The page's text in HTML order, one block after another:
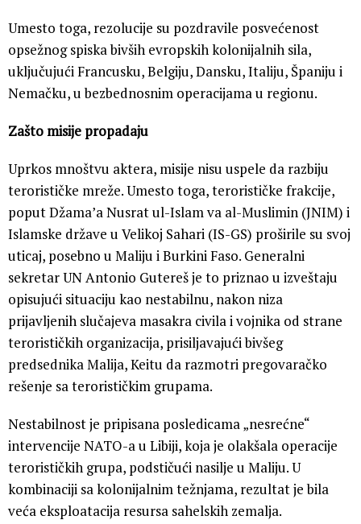
Umesto toga, rezolucije su pozdravile posvećenost
opsežnog spiska bivših evropskih kolonijalnih sila,
uključujući Francusku, Belgiju, Dansku, Italiju, Španiju i
Nemačku, u bezbednosnim operacijama u regionu.
Zašto misije propadaju
Uprkos mnoštvu aktera, misije nisu uspele da razbiju
terorističke mreže. Umesto toga, terorističke frakcije,
poput Džama’a Nusrat ul-Islam va al-Muslimin (JNIM) i
Islamske države u Velikoj Sahari (IS-GS) proširile su svoj
uticaj, posebno u Maliju i Burkini Faso. Generalni
sekretar UN Antonio Gutereš je to priznao u izveštaju
opisujući situaciju kao nestabilnu, nakon niza
prijavljenih slučajeva masakra civila i vojnika od strane
terorističkih organizacija, prisiljavajući bivšeg
predsednika Malija, Keitu da razmotri pregovaračko
rešenje sa terorističkim grupama.
Nestabilnost je pripisana posledicama „nesrećne“
intervencije NATO-a u Libiji, koja je olakšala operacije
terorističkih grupa, podstičući nasilje u Maliju. U
kombinaciji sa kolonijalnim težnjama, rezultat je bila
veća eksploatacija resursa sahelskih zemalja.